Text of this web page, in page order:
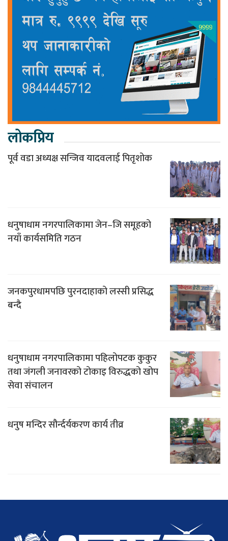
लोकप्रिय
पूर्व वडा अध्यक्ष सन्जिव यादवलाई पितृशोक
धनुषाधाम नगरपालिकामा जेन–जि समूहको
नयाँ कार्यसमिति गठन
जनकपुरधामपछि पुरनदाहाको लस्सी प्रसिद्ध
बन्दै
धनुषाधाम नगरपालिकामा पहिलोपटक कुकुर
तथा जंगली जनावरको टोकाइ विरुद्धको खोप
सेवा संचालन
धनुष मन्दिर सौर्न्दर्यकरण कार्य तीव्र